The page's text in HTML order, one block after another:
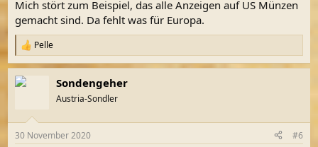
Mich stört zum Beispiel, das alle Anzeigen auf US Münzen
gemacht sind. Da fehlt was für Europa.
R
e
a
k
e
Pelle
Sondengeher
Austria-Sondler
30 November 2020 #6